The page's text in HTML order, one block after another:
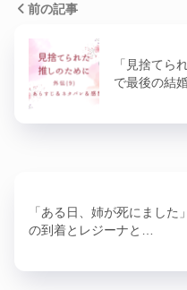
前の記事
「見捨てら
で最後の結
「ある日、姉が死にました
の到着とレジーナと…